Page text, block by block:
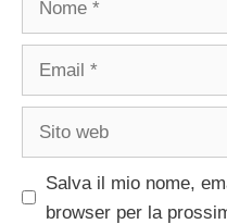
Salva il mio nome,
browser per la